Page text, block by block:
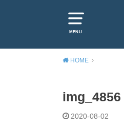
MENU
HOME
img_4856
2020-08-02